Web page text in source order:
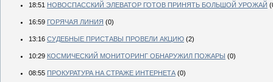
18:51 НОВОСПАССКИЙ ЭЛЕВАТОР ГОТОВ ПРИНЯТЬ БОЛЬШОЙ УРОЖАЙ
16:59 ГОРЯЧАЯ ЛИНИЯ (0)
13:16 СУДЕБНЫЕ ПРИСТАВЫ ПРОВЕЛИ АКЦИЮ (2)
10:29 КОСМИЧЕСКИЙ МОНИТОРИНГ ОБНАРУЖИЛ ПОЖАРЫ (0)
08:55 ПРОКУРАТУРА НА СТРАЖЕ ИНТЕРНЕТА (0)